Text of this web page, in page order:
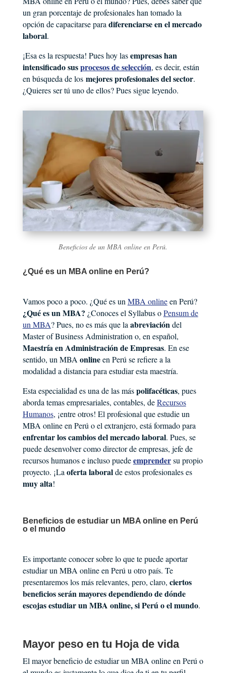
un gran porcentaje de profesionales han tomado la
opción de capacitarse paradiferenciarse en el mercado
laboral.
¡Esa es la respuesta! Pues hoy lasempresas han
intensificado susprocesos de selección, es decir, están
en búsqueda de los mejores profesionales del sector.
¿Quieres ser tú uno de ellos? Pues sigue leyendo.
Beneficios de un MBA online en Perú.
¿Qué es un MBA online en Perú?
Vamos poco a poco. ¿Qué es unMBA onlineen Perú?
¿Qué es un MBA? ¿Conoces el Syllabus oPensum de
un MBA? Pues, no es más que laabreviacióndel
Master of Business Administration o, en español,
Maestría en Administración de Empresas. En ese
sentido, un MBAonlineen Perú se refiere a la
modalidad a distancia para estudiar esta maestría.
Esta especialidad es una de las máspolifacéticas, pues
aborda temas empresariales, contables, deRecursos
Humanos, ¡entre otros! El profesional que estudie un
MBA online en Perú o el extranjero, está formado para
enfrentar los cambios del mercado laboral. Pues, se
puede desenvolver como director de empresas, jefe de
recursos humanos e incluso puedeemprendersu propio
proyecto. ¡Laoferta laboralde estos profesionales es
muy alta!
Beneficios de estudiar un MBA online en Perú
o el mundo
Es importante conocer sobre lo que te puede aportar
estudiar un MBA online en Perú u otro país. Te
presentaremos los más relevantes, pero, claro, ciertos
beneficios serán mayores dependiendo de dónde
escojas estudiar un MBA online, si Perú o el mundo.
Mayor peso en tu Hoja de vida
El mayor beneficio de estudiar un MBA online en Perú o